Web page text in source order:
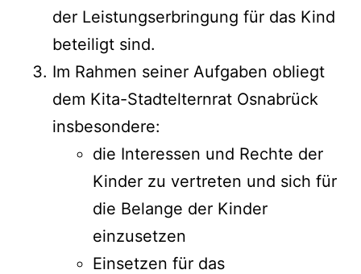
der Leistungserbringung für das Kind
beteiligt sind.
Im Rahmen seiner Aufgaben obliegt
dem Kita-Stadtelternrat Osnabrück
insbesondere:
die Interessen und Rechte der
Kinder zu vertreten und sich für
die Belange der Kinder
einzusetzen
Einsetzen für das